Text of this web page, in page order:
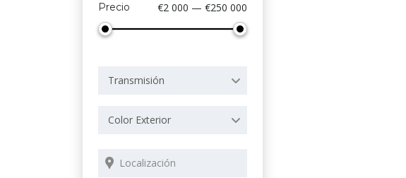
Precio €2 000 — €250 000
Transmisión
Color Exterior